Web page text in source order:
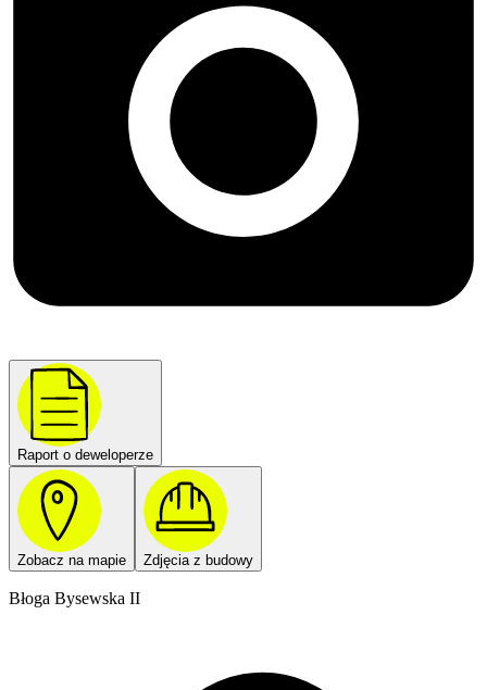
Raport o deweloperze
Zobacz na mapie Zdjęcia z budowy
Błoga Bysewska II